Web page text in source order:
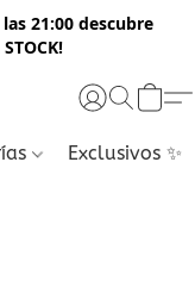
las 21:00 descubre
Exclusivos ✨